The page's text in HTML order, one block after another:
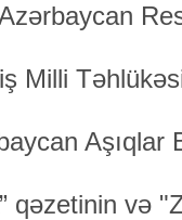
Milli
qəzetinin və